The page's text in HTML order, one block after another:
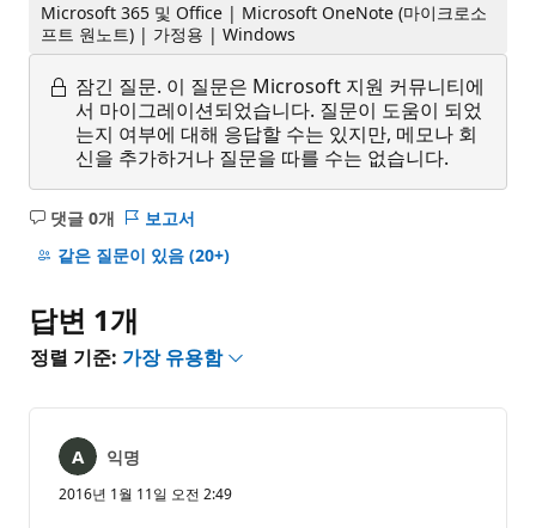
Microsoft 365 및 Office | Microsoft OneNote (마이크로소
프트 원노트) | 가정용 | Windows
잠긴 질문. 이 질문은 Microsoft 지원 커뮤니티에
서 마이그레이션되었습니다. 질문이 도움이 되었
는지 여부에 대해 응답할 수는 있지만, 메모나 회
신을 추가하거나 질문을 따를 수는 없습니다.
댓글 0개
설
명
음
보고서
같은 질문이 있음 (20+)
답변 1개
정렬 기준: 가장 유용함
익명
2016년 1월 11일 오전 2:49